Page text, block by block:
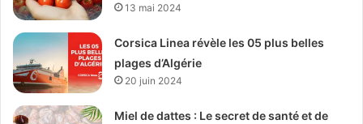
13 mai 2024
Corsica Linea révèle les 05 plus belles
plages d’Algérie
20 juin 2024
Miel de dattes : Le secret de santé et de